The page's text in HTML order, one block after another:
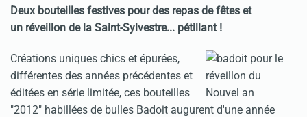
Deux bouteilles festives pour des repas de fêtes et
un réveillon de la Saint-Sylvestre... pétillant !
Créations uniques chics et épurées,
différentes des années précédentes et
éditées en série limitée, ces bouteilles
"2012" habillées de bulles Badoit augurent d'une année